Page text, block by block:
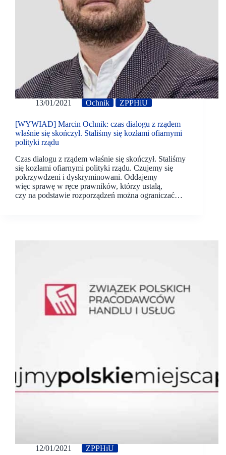
13/01/2021 Ochnik ZPPHiU
[WYWIAD] Marcin Ochnik: czas dialogu z rządem
właśnie się skończył. Staliśmy się kozłami ofiarnymi
polityki rządu
Czas dialogu z rządem właśnie się skończył. Staliśmy
się kozłami ofiarnymi polityki rządu. Czujemy się
pokrzywdzeni i dyskryminowani. Oddajemy
więc sprawę w ręce prawników, którzy ustalą,
czy na podstawie rozporządzeń można ograniczać…
12/01/2021 ZPPHiU